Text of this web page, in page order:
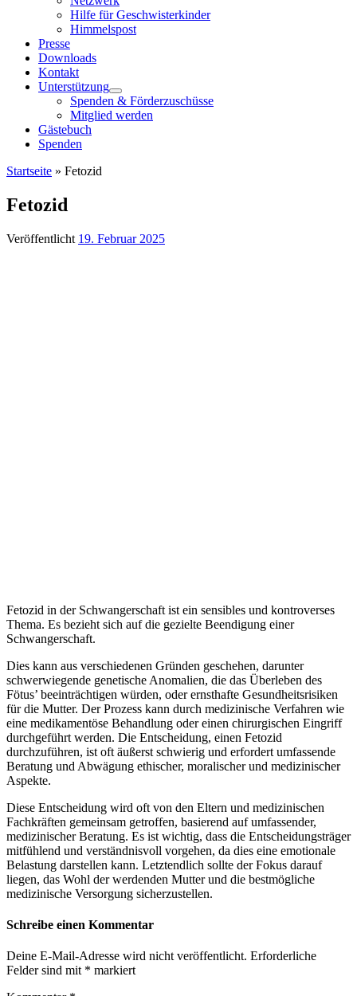
Hilfe für Geschwisterkinder
Himmelspost
Presse
Downloads
Kontakt
Unterstützung
Spenden & Förderzuschüsse
Mitglied werden
Gästebuch
Spenden
Startseite » Fetozid
Fetozid
Veröffentlicht 19. Februar 2025
Fetozid in der Schwangerschaft ist ein sensibles und kontroverses
Thema. Es bezieht sich auf die gezielte Beendigung einer
Schwangerschaft.
Dies kann aus verschiedenen Gründen geschehen, darunter
schwerwiegende genetische Anomalien, die das Überleben des
Fötus’ beeinträchtigen würden, oder ernsthafte Gesundheitsrisiken
für die Mutter. Der Prozess kann durch medizinische Verfahren wie
eine medikamentöse Behandlung oder einen chirurgischen Eingriff
durchgeführt werden. Die Entscheidung, einen Fetozid
durchzuführen, ist oft äußerst schwierig und erfordert umfassende
Beratung und Abwägung ethischer, moralischer und medizinischer
Aspekte.
Diese Entscheidung wird oft von den Eltern und medizinischen
Fachkräften gemeinsam getroffen, basierend auf umfassender,
medizinischer Beratung. Es ist wichtig, dass die Entscheidungsträger
mitfühlend und verständnisvoll vorgehen, da dies eine emotionale
Belastung darstellen kann. Letztendlich sollte der Fokus darauf
liegen, das Wohl der werdenden Mutter und die bestmögliche
medizinische Versorgung sicherzustellen.
Schreibe einen Kommentar
Deine E-Mail-Adresse wird nicht veröffentlicht. Erforderliche
Felder sind mit * markiert